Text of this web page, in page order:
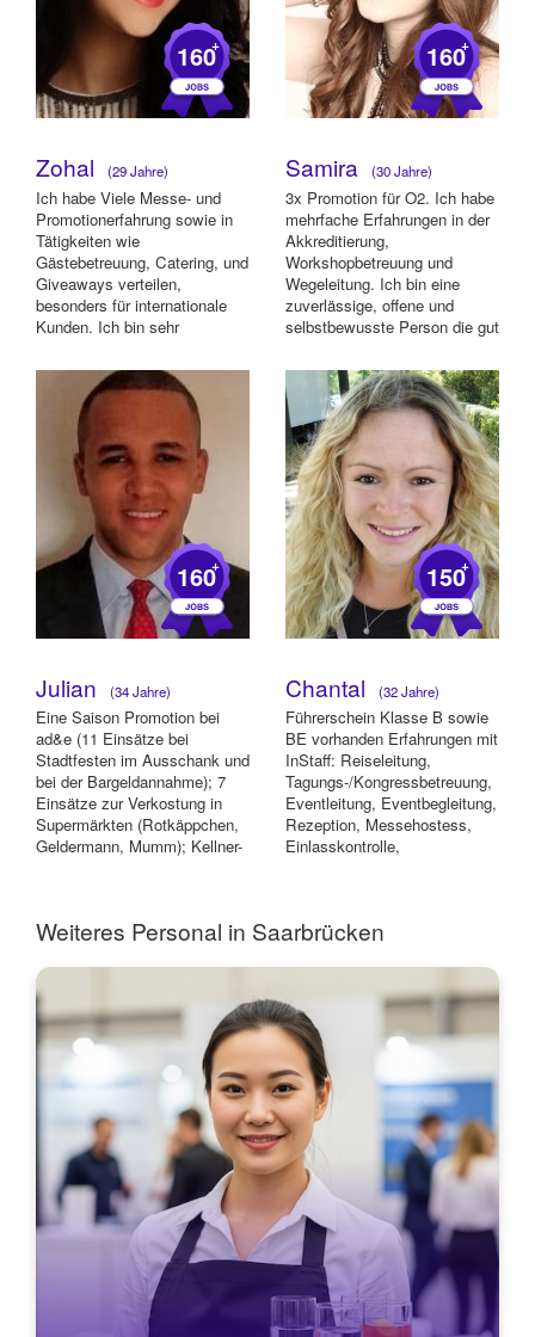
160+
Zohal (29 Jahre)
Ich habe Viele Messe- und
Promotionerfahrung sowie in
Tätigkeiten wie
Gästebetreuung, Catering, und
Giveaways verteilen,
besonders für internationale
Kunden. Ich bin sehr
160+
Samira (30 Jahre)
3x Promotion für O2. Ich habe
mehrfache Erfahrungen in der
Akkreditierung,
Workshopbetreuung und
Wegeleitung. Ich bin eine
zuverlässige, offene und
selbstbewusste Person die gut
160+
Julian (34 Jahre)
Eine Saison Promotion bei
ad&e (11 Einsätze bei
Stadtfesten im Ausschank und
bei der Bargeldannahme); 7
Einsätze zur Verkostung in
Supermärkten (Rotkäppchen,
Geldermann, Mumm); Kellner-
150+
Chantal (32 Jahre)
Führerschein Klasse B sowie
BE vorhanden Erfahrungen mit
InStaff: Reiseleitung,
Tagungs-/Kongressbetreuung,
Eventleitung, Eventbegleitung,
Rezeption, Messehostess,
Einlasskontrolle,
Weiteres Personal in Saarbrücken